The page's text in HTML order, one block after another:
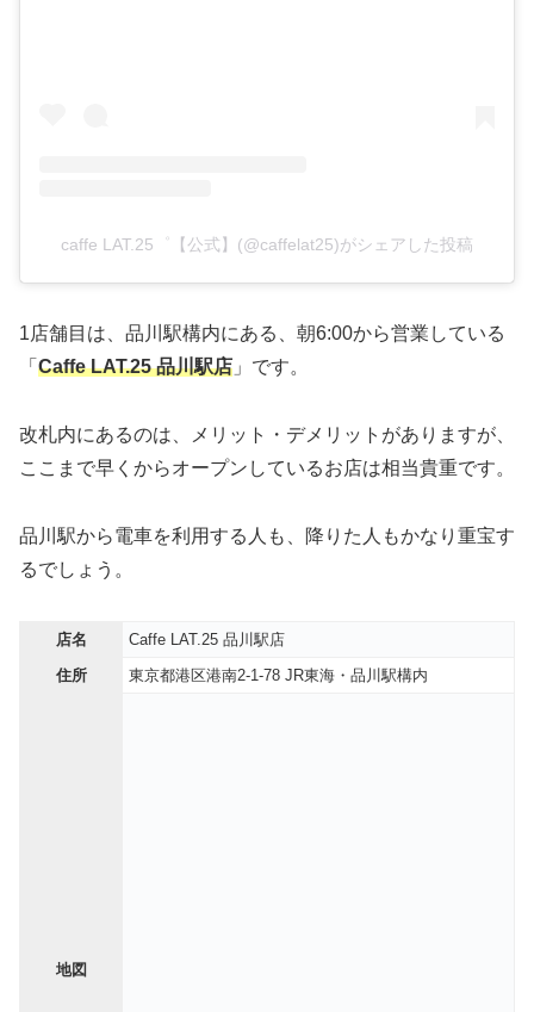
caffe LAT.25゜【公式】(@caffelat25)がシェアした投稿
1店舗目は、品川駅構内にある、朝6:00から営業している
「 Caffe LAT.25 品川駅店 」です。
改札内にあるのは、メリット・デメリットがありますが、
ここまで早くからオープンしているお店は相当貴重です。
品川駅から電車を利用する人も、降りた人もかなり重宝す
るでしょう。
店名
Caffe LAT.25 品川駅店
住所
東京都港区港南2-1-78 JR東海・品川駅構内
地図